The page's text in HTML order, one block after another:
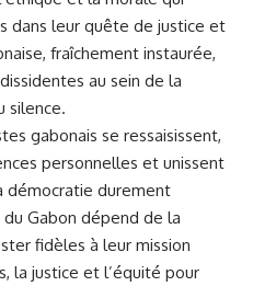
dans leur quête de justice et
fraîchement instaurée,
au sein de la
silence.
gabonais se ressaisissent,
personnelles et unissent
démocratie durement
Gabon dépend de la
fidèles à leur mission
la justice et l’équité pour